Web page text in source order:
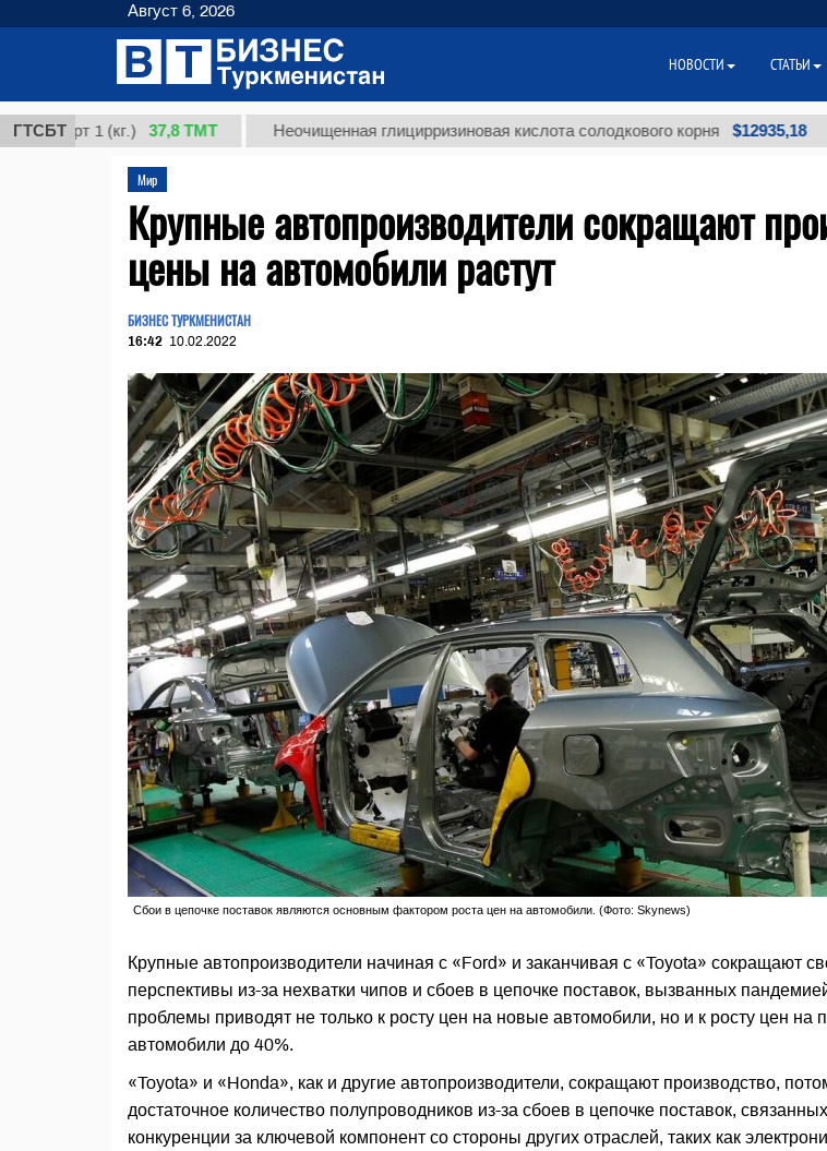
ГТСБТ
1 (кг.) 37,8 ТМТ Неочищенная глицирризиновая кислота солодкового корня $12935,18
Мир
Крупные автопроизводители сокращают
цены на автомобили растут
БИЗНЕС ТУРКМЕНИСТАН
16:42 10.02.2022
Сбои в цепочке поставок являются основным фактором роста цен на автомобили. (Фото: Skynews)
Крупные автопроизводители начиная с «Ford» и заканчивая с «Toyota» сокращают
перспективы из-за нехватки чипов и сбоев в цепочке поставок, вызванных
проблемы приводят не только к росту цен на новые автомобили, но и к росту цен на
автомобили до 40%.
«Toyota» и «Honda», как и другие автопроизводители, сокращают производство,
достаточное количество полупроводников из-за сбоев в цепочке поставок,
конкуренции за ключевой компонент со стороны других отраслей, таких как
Август 6, 2026
НОВОСТИ СТАТЬИ